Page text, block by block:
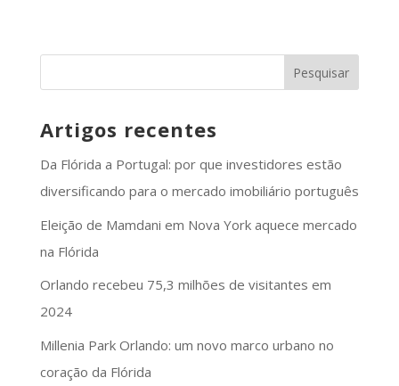
Artigos recentes
Da Flórida a Portugal: por que investidores estão
diversificando para o mercado imobiliário português
Eleição de Mamdani em Nova York aquece mercado
na Flórida
Orlando recebeu 75,3 milhões de visitantes em
2024
Millenia Park Orlando: um novo marco urbano no
coração da Flórida